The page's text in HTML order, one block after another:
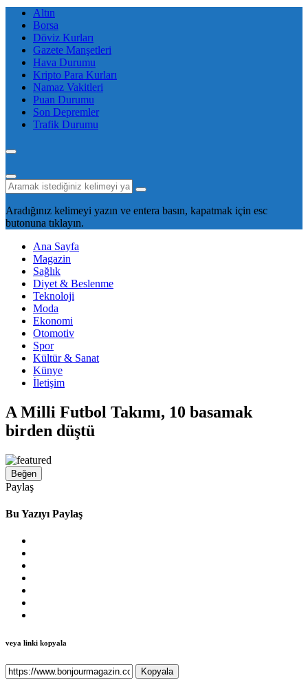
Altın
Borsa
Döviz Kurları
Gazete Manşetleri
Hava Durumu
Kripto Para Kurları
Namaz Vakitleri
Puan Durumu
Son Depremler
Trafik Durumu
Aradığınız kelimeyi yazın ve entera basın, kapatmak için esc
butonuna tıklayın.
Ana Sayfa
Magazin
Sağlık
Diyet & Beslenme
Teknoloji
Moda
Ekonomi
Otomotiv
Spor
Kültür & Sanat
Künye
İletişim
A Milli Futbol Takımı, 10 basamak
birden düştü
Beğen
Paylaş
Bu Yazıyı Paylaş
veya linki kopyala
Kopyala